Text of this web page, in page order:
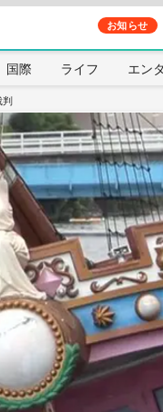
お知らせ
国際 ライフ エン
判